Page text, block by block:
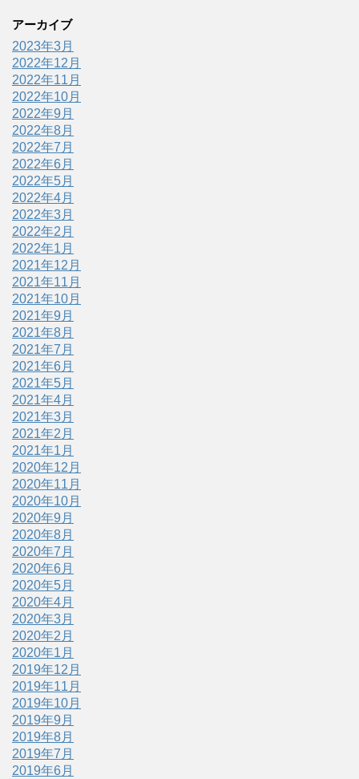
アーカイブ
2023年3月
2022年12月
2022年11月
2022年10月
2022年9月
2022年8月
2022年7月
2022年6月
2022年5月
2022年4月
2022年3月
2022年2月
2022年1月
2021年12月
2021年11月
2021年10月
2021年9月
2021年8月
2021年7月
2021年6月
2021年5月
2021年4月
2021年3月
2021年2月
2021年1月
2020年12月
2020年11月
2020年10月
2020年9月
2020年8月
2020年7月
2020年6月
2020年5月
2020年4月
2020年3月
2020年2月
2020年1月
2019年12月
2019年11月
2019年10月
2019年9月
2019年8月
2019年7月
2019年6月